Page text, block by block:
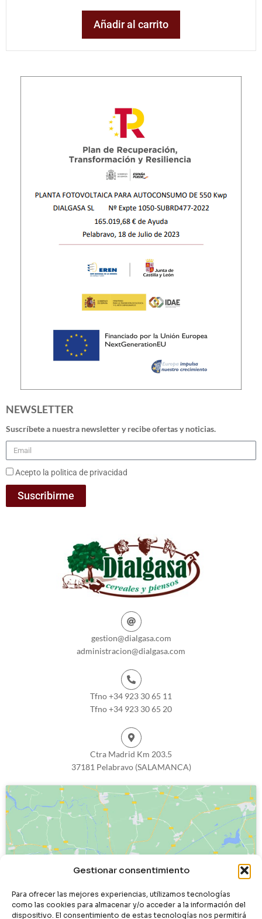
Gestionar consentimiento
Para ofrecer las mejores experiencias, utilizamos tecnologías
como las cookies para almacenar y/o acceder a la información del
dispositivo. El consentimiento de estas tecnologías nos permitirá
NEWSLETTER
Suscríbete a nuestra newsletter y recibe ofertas y noticias.
Acepto la politica de privacidad
Suscribirme
Añadir al carrito
gestion@dialgasa.com
administracion@dialgasa.com
Tfno +34 923 30 65 11
Tfno +34 923 30 65 20
Ctra Madrid Km 203.5
37181 Pelabravo (SALAMANCA)
Haz clic para aceptar cookies de